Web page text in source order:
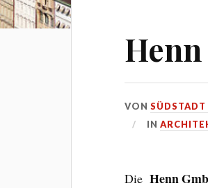
VONSÜDSTADT
IN
DieHenn